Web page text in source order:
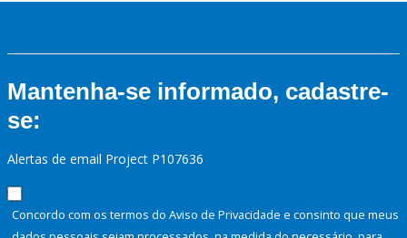
Mantenha-se informado, cadastre-
se:
Alertas de email Project P107636
Concordo com os termos do Aviso de Privacidade e consinto que meus